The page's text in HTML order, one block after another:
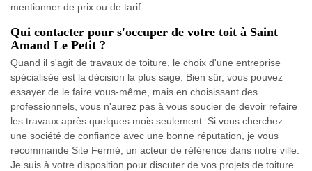
mentionner de prix ou de tarif.
Qui contacter pour s'occuper de votre toit à Saint
Amand Le Petit ?
Quand il s'agit de travaux de toiture, le choix d'une entreprise
spécialisée est la décision la plus sage. Bien sûr, vous pouvez
essayer de le faire vous-même, mais en choisissant des
professionnels, vous n'aurez pas à vous soucier de devoir refaire
les travaux après quelques mois seulement. Si vous cherchez
une société de confiance avec une bonne réputation, je vous
recommande Site Fermé, un acteur de référence dans notre ville.
Je suis à votre disposition pour discuter de vos projets de toiture.